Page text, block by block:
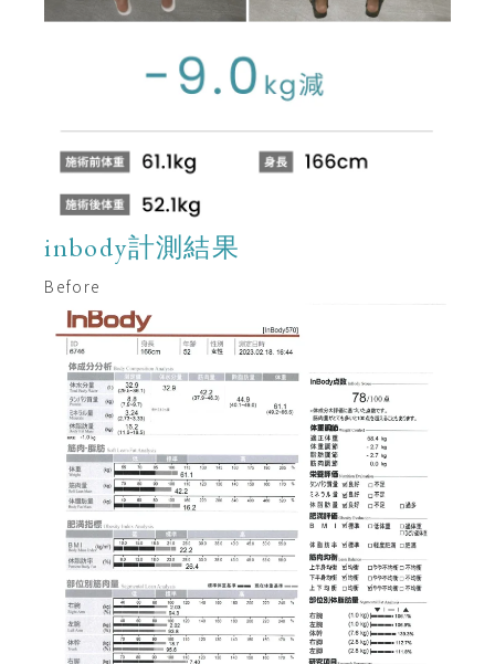
inbody計測結果
Before